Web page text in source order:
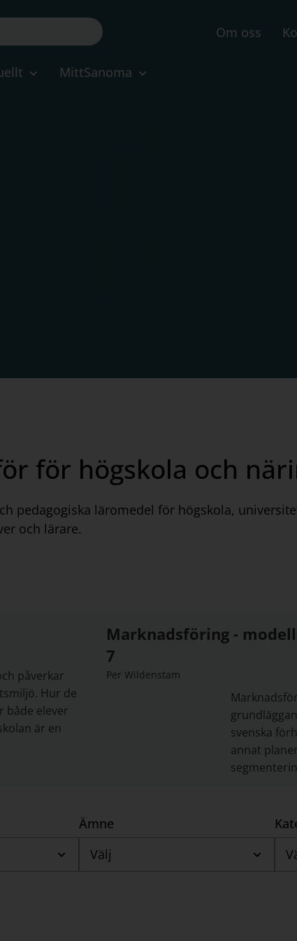
Om oss
MittSanoma
för högskola och
pedagogiska läromedel för högskola,
och lärare.
påverkar
Hur de
både elever
är en
Marknadsföring -
7
Per Wildenstam
svenska
annat
Ämne
Välj